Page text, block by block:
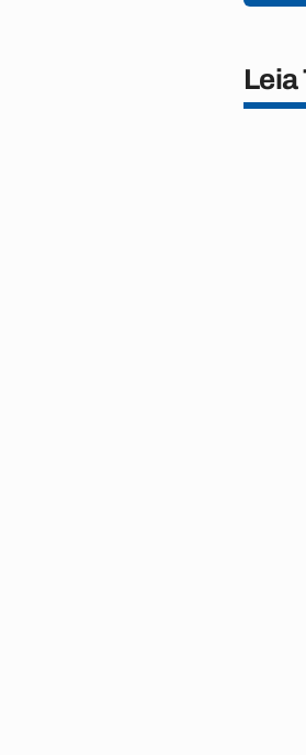
Leia